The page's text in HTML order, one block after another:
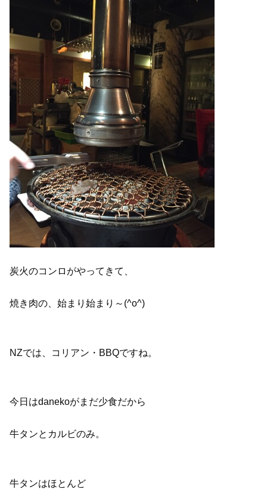
炭火のコンロがやってきて、
焼き肉の、始まり始まり～(^o^)
NZでは、コリアン・BBQですね。
今日はdanekoがまだ少食だから
牛タンとカルビのみ。
牛タンはほとんど